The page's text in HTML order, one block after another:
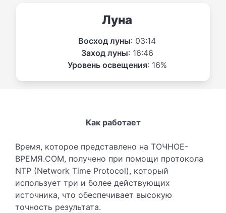
Луна
Восход луны: 03:14
Заход луны: 16:46
Уровень освещения: 16%
Как работает
Время, которое представлено на ТОЧНОЕ-
ВРЕМЯ.COM, получено при помощи протокола
NTP (Network Time Protocol), который
использует три и более действующих
источника, что обеспечивает высокую
точность результата.